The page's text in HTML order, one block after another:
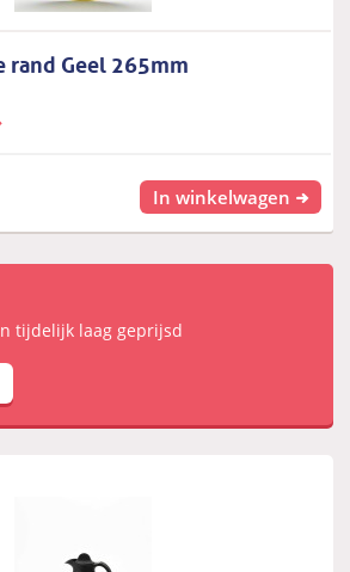
rand Geel 265mm
In winkelwagen
tijdelijk laag geprijsd